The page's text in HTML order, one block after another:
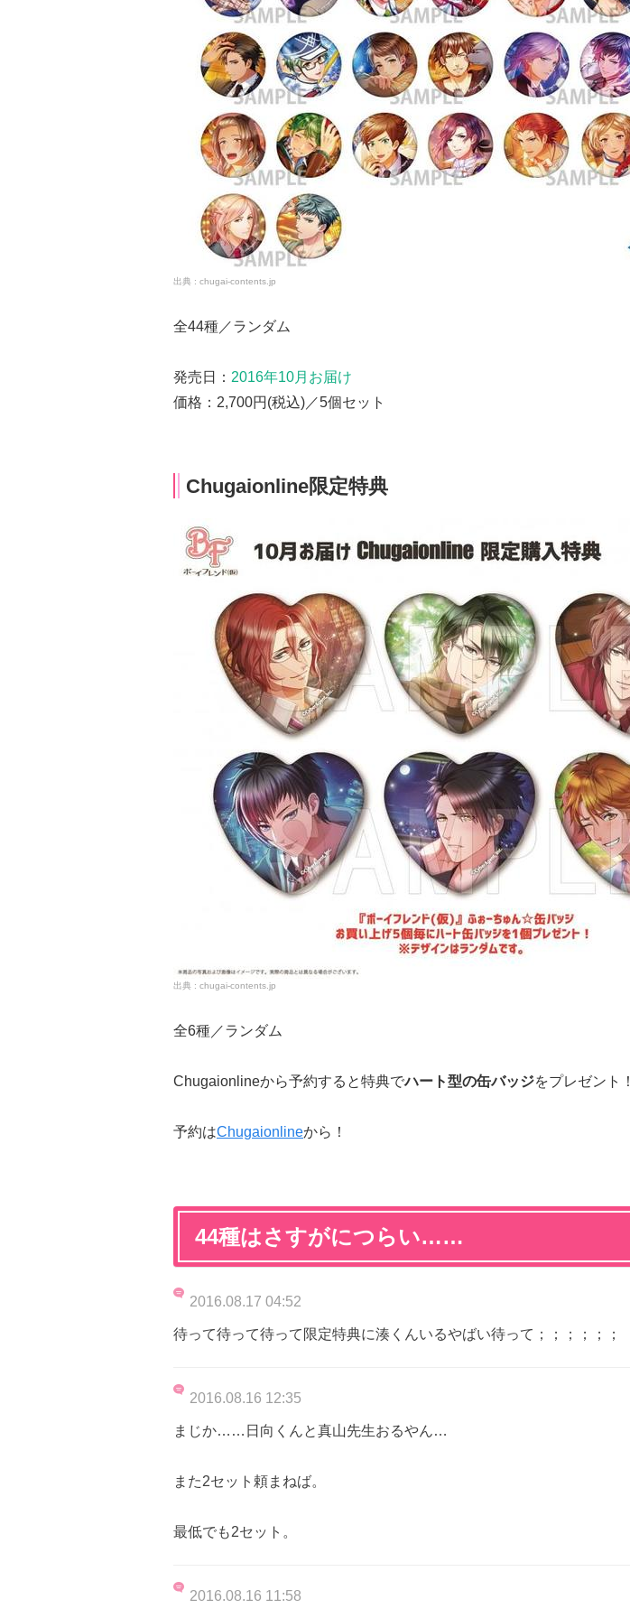
chugai-contents.jp
全44種／ランダム
発売日： 2016年10月お届け
価格：2,700円(税込)／5個セット
Chugaionline限定特典
chugai-contents.jp
全6種／ランダム
Chugaionlineから予約すると特典でハート型の缶バッジをプレゼント！
予約はChugaionlineから！
44種はさすがにつらい……
2016.08.17 04:52
待って待って待って限定特典に湊くんいるやばい待って；；；；；；
2016.08.16 12:35
まじか……日向くんと真山先生おるやん…
また2セット頼まねば。
最低でも2セット。
2016.08.16 11:58